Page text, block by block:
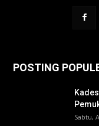
POSTING
Sabtu,